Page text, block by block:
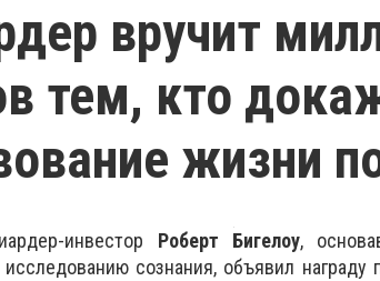
вручит
тем, кто
жизни
инвестор Роберт Бигелоу,
исследованию сознания, объявил